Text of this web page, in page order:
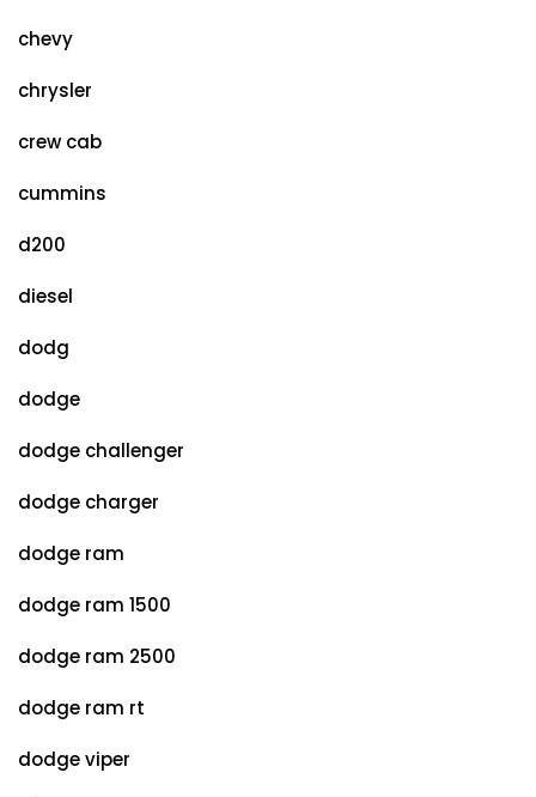
chevy
chrysler
crew cab
cummins
d200
diesel
dodg
dodge
dodge challenger
dodge charger
dodge ram
dodge ram 1500
dodge ram 2500
dodge ram rt
dodge viper